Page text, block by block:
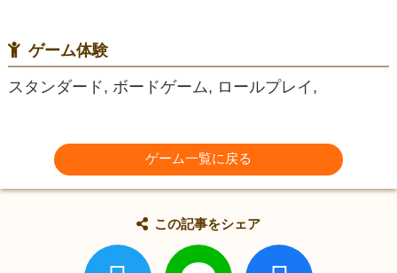
ゲーム体験
スタンダード, ボードゲーム, ロールプレイ,
ゲーム一覧に戻る
この記事をシェア